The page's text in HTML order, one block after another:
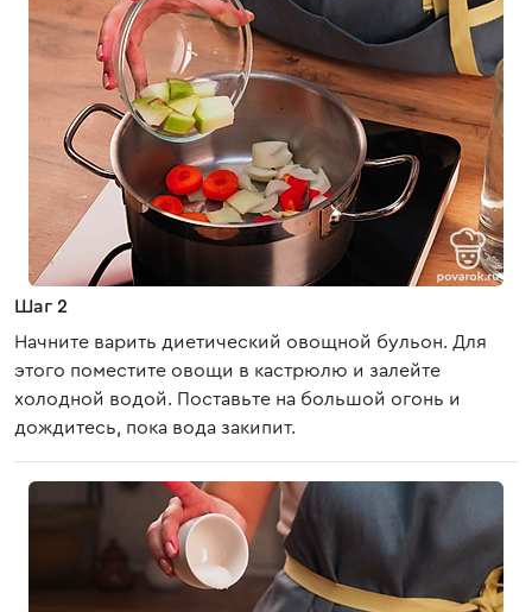
Шаг 2
Начните варить диетический овощной бульон. Для
этого поместите овощи в кастрюлю и залейте
холодной водой. Поставьте на большой огонь и
дождитесь, пока вода закипит.